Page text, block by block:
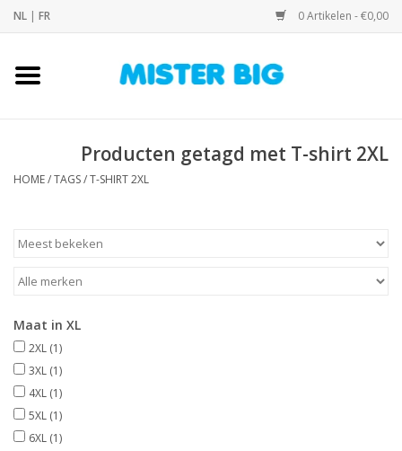
NL | FR 0 Artikelen - €0,00
Home
Onze Winkel
Contact
BLOGS
Merken
Producten getagd met T-shirt 2XL
HOME/TAGS/T-SHIRT 2XL
Maat in XL
2XL (1)
3XL (1)
4XL (1)
5XL (1)
6XL (1)